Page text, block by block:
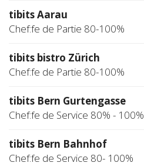
tibits Aarau
Chef:fe de Partie 80-100%
tibits bistro Zürich
Chef:fe de Partie 80-100%
tibits Bern Gurtengasse
Chef:fe de Service 80% - 100%
tibits Bern Bahnhof
Chef:fe de Service 80- 100%